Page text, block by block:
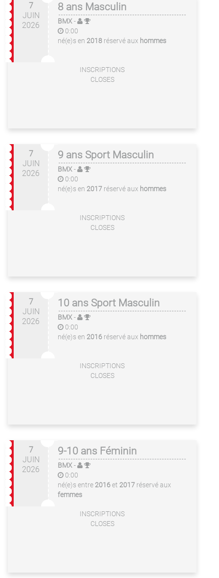
7
JUIN
2026
8 ans Masculin
BMX-
0:00
né(e)s en 2018 réservé aux hommes
INSCRIPTIONS
CLOSES
7
JUIN
2026
9 ans Sport Masculin
BMX-
0:00
né(e)s en 2017 réservé aux hommes
INSCRIPTIONS
CLOSES
7
JUIN
2026
10 ans Sport Masculin
BMX-
0:00
né(e)s en 2016 réservé aux hommes
INSCRIPTIONS
CLOSES
7
JUIN
2026
9-10 ans Féminin
BMX-
0:00
né(e)s entre 2016et 2017 réservé aux
femmes
INSCRIPTIONS
CLOSES